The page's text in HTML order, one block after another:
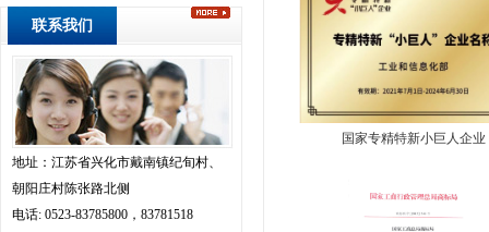
联系我们
地址：江苏省兴化市戴南镇纪旬村、
朝阳庄村陈张路北侧
电话: 0523-83785800，83781518
国家专精特新小巨人企业